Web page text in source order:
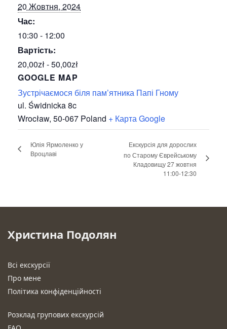
20 Жовтня, 2024
Час:
10:30 - 12:00
Вартість:
20,00zł - 50,00zł
GOOGLE MAP
Зустрічаємося біля пам’ятника Папі Гному
ul. Świdnicka 8c
Wrocław, 50-067 Poland + Карта Google
Юлія Ярмоленко у
Вроцлаві
Екскурсія для дорослих
по Старому Єврейському
Кладовищу 27 жовтня
11:00-12:30
Христина Подолян
Всі екскурсії
Про мене
Політика конфіденційності
Розклад групових екскурсій